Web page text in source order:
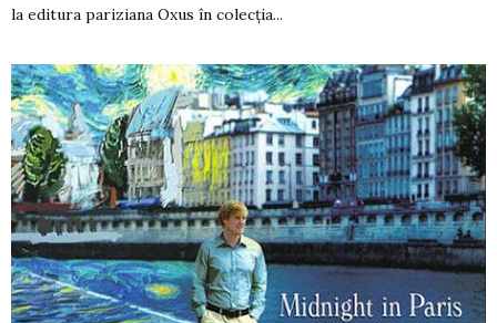
la editura pariziana Oxus în colecţia...